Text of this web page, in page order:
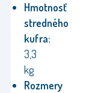
Hmotnosť
stredného
kufra:
3,3
kg
Rozmery